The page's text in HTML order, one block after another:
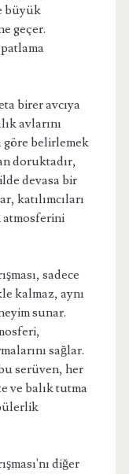
büyük
geçer.
birer avcıya
avlarını
göre belirlemek
doruktadır,
devasa bir
katılımcıları
atmosferini
sadece
kalmaz, aynı
sunar.
sağlar.
serüven, her
ve balık tutma
diğer